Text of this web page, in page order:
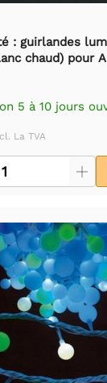
: guirlandes
chaud) pour
5 à 10 jours
La TVA